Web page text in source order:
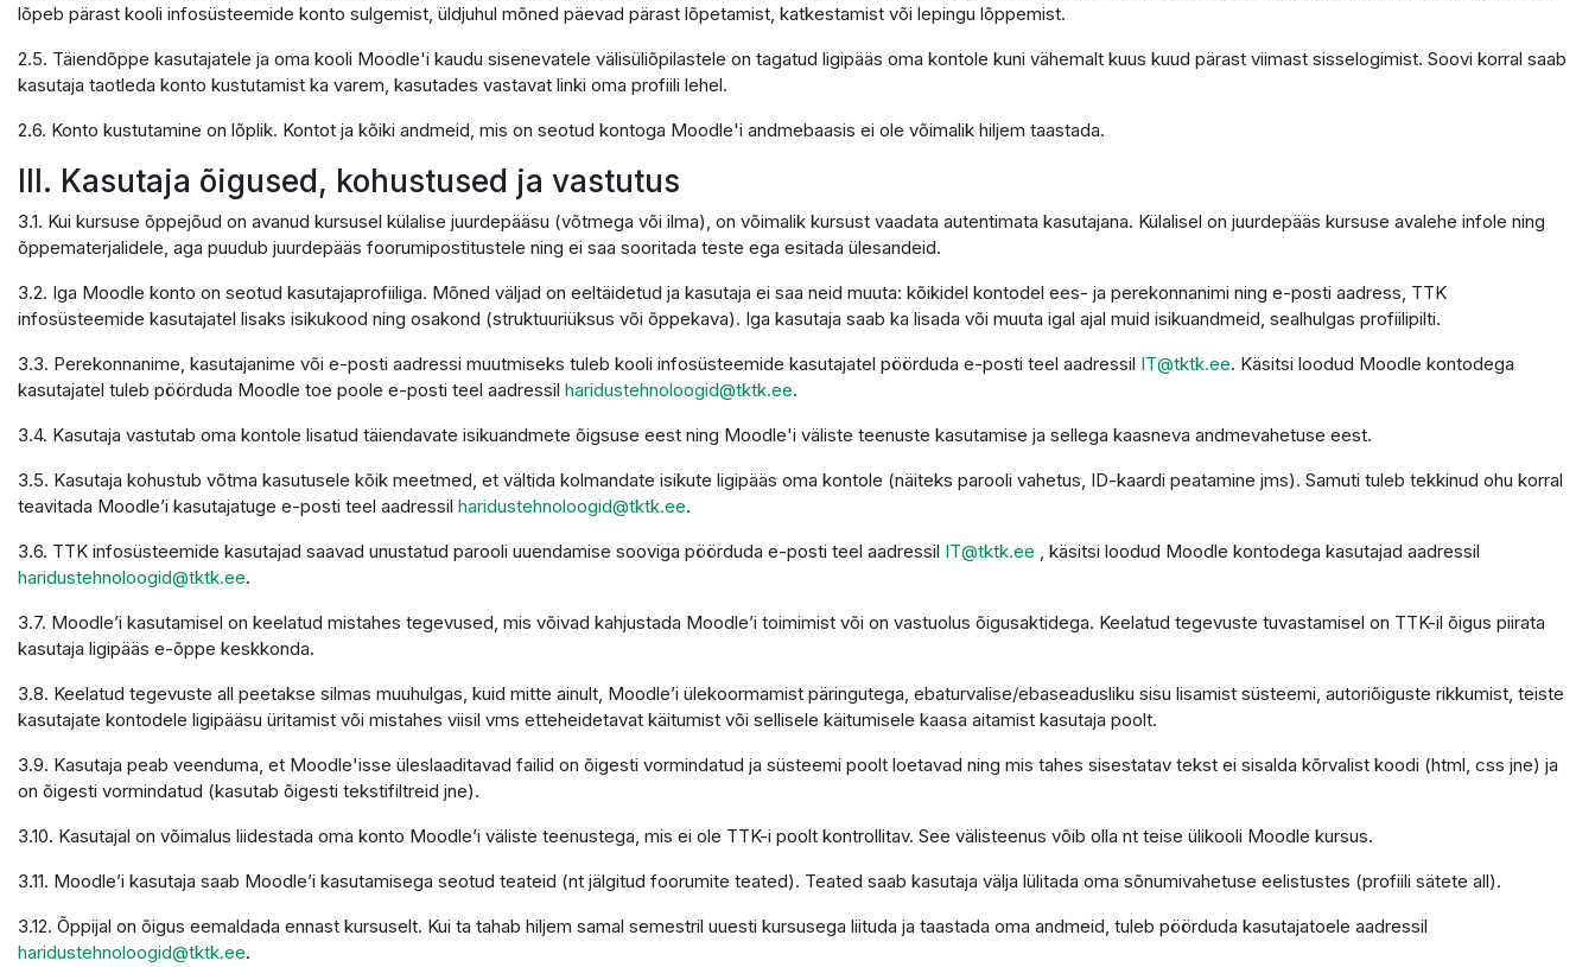
lõpeb pärast kooli infosüsteemide konto sulgemist, üldjuhul mõned päevad pärast lõpetamist, katkestamist või lepingu lõppemist.
2.5. Täiendõppe kasutajatele ja oma kooli Moodle'i kaudu sisenevatele välisüliõpilastele on tagatud ligipääs oma kontole kuni vähemalt kuus kuud pärast viimast sisselogimist. Soovi korral saab
kasutaja taotleda konto kustutamist ka varem, kasutades vastavat linki oma profiili lehel.
2.6. Konto kustutamine on lõplik. Kontot ja kõiki andmeid, mis on seotud kontoga Moodle'i andmebaasis ei ole võimalik hiljem taastada.
III. Kasutaja õigused, kohustused ja vastutus
3.1. Kui kursuse õppejõud on avanud kursusel külalise juurdepääsu (võtmega või ilma), on võimalik kursust vaadata autentimata kasutajana. Külalisel on juurdepääs kursuse avalehe infole ning
õppematerjalidele, aga puudub juurdepääs foorumipostitustele ning ei saa sooritada teste ega esitada ülesandeid.
3.2. Iga Moodle konto on seotud kasutajaprofiiliga. Mõned väljad on eeltäidetud ja kasutaja ei saa neid muuta: kõikidel kontodel ees- ja perekonnanimi ning e-posti aadress, TTK
infosüsteemide kasutajatel lisaks isikukood ning osakond (struktuuriüksus või õppekava). Iga kasutaja saab ka lisada või muuta igal ajal muid isikuandmeid, sealhulgas profiilipilti.
3.3. Perekonnanime, kasutajanime või e-posti aadressi muutmiseks tuleb kooli infosüsteemide kasutajatel pöörduda e-posti teel aadressil IT@tktk.ee. Käsitsi loodud Moodle kontodega
kasutajatel tuleb pöörduda Moodle toe poole e-posti teel aadressil haridustehnoloogid@tktk.ee.
3.4. Kasutaja vastutab oma kontole lisatud täiendavate isikuandmete õigsuse eest ning Moodle'i väliste teenuste kasutamise ja sellega kaasneva andmevahetuse eest.
3.5. Kasutaja kohustub võtma kasutusele kõik meetmed, et vältida kolmandate isikute ligipääs oma kontole (näiteks parooli vahetus, ID-kaardi peatamine jms). Samuti tuleb tekkinud ohu korral
teavitada Moodle’i kasutajatuge e-posti teel aadressil haridustehnoloogid@tktk.ee.
3.6. TTK infosüsteemide kasutajad saavad unustatud parooli uuendamise sooviga pöörduda e-posti teel aadressil IT@tktk.ee , käsitsi loodud Moodle kontodega kasutajad aadressil
haridustehnoloogid@tktk.ee.
3.7. Moodle’i kasutamisel on keelatud mistahes tegevused, mis võivad kahjustada Moodle’i toimimist või on vastuolus õigusaktidega. Keelatud tegevuste tuvastamisel on TTK-il õigus piirata
kasutaja ligipääs e-õppe keskkonda.
3.8. Keelatud tegevuste all peetakse silmas muuhulgas, kuid mitte ainult, Moodle’i ülekoormamist päringutega, ebaturvalise/ebaseadusliku sisu lisamist süsteemi, autoriõiguste rikkumist, teiste
kasutajate kontodele ligipääsu üritamist või mistahes viisil vms etteheidetavat käitumist või sellisele käitumisele kaasa aitamist kasutaja poolt.
3.9. Kasutaja peab veenduma, et Moodle'isse üleslaaditavad failid on õigesti vormindatud ja süsteemi poolt loetavad ning mis tahes sisestatav tekst ei sisalda kõrvalist koodi (html, css jne) ja
on õigesti vormindatud (kasutab õigesti tekstifiltreid jne).
3.10. Kasutajal on võimalus liidestada oma konto Moodle’i väliste teenustega, mis ei ole TTK-i poolt kontrollitav. See välisteenus võib olla nt teise ülikooli Moodle kursus.
3.11. Moodle’i kasutaja saab Moodle’i kasutamisega seotud teateid (nt jälgitud foorumite teated). Teated saab kasutaja välja lülitada oma sõnumivahetuse eelistustes (profiili sätete all).
3.12. Õppijal on õigus eemaldada ennast kursuselt. Kui ta tahab hiljem samal semestril uuesti kursusega liituda ja taastada oma andmeid, tuleb pöörduda kasutajatoele aadressil
haridustehnoloogid@tktk.ee.